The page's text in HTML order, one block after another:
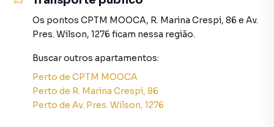
conosco.
📲 Contato para Ligações ou WhatsApp
Sujeito a alteração sem aviso prévio.
Fotos meramente ilustrativas.
Os pontos CPTM MOOCA, R. Marina Crespi, 86 e Av.
Pres. Wilson, 1276 ficam nessa região.
Buscar outros apartamentos:
Perto de CPTM MOOCA
Perto de R. Marina Crespi, 86
Perto de Av. Pres. Wilson, 1276